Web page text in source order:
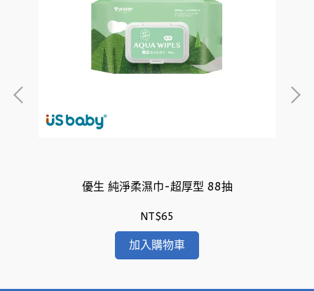
優生 純淨柔濕巾-超厚型 88抽
NT$65
加入購物車